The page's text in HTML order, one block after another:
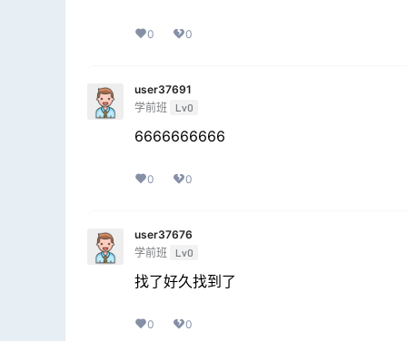
0 0
user37691
学前班 Lv0
6666666666
0 0
user37676
学前班 Lv0
找了好久找到了
0 0